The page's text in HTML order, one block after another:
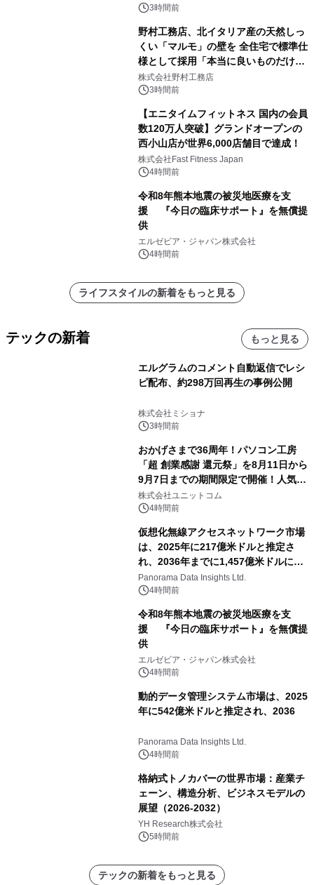
3時間前
野村工務店、北イタリア産の天然しっ
くい「マルモ」の壁を 全住宅で標準仕
様として採用「本当に良いものだけに
こだわる」
株式会社野村工務店
3時間前
【エニタイムフィットネス 国内の会員
数120万人突破】グランドオープンの
西小山店が世界6,000店舗目で達成！
株式会社Fast Fitness Japan
4時間前
令和8年熊本地震の被災地医療を支
援 『今日の臨床サポート』を無償提
供
エルゼビア・ジャパン株式会社
4時間前
ライフスタイルの新着をもっと見る
テックの新着 もっと見る
エルグラムのコメント自動返信でレシ
ピ配布、約298万回再生の事例公開
株式会社ミショナ
3時間前
おかげさまで36周年！パソコン工房
「超 創業感謝 還元祭」を8月11日から
9月7日までの期間限定で開催！人気の
ゲーミングPCや高性能ノートPCなど
対象iiyama PCのご購入で最大3万円分
株式会社ユニットコム
4時間前
仮想化無線アクセスネットワーク市場
は、2025年に217億米ドルと推定さ
れ、2036年までに1,457億米ドルに達
すると予測されており、予測期間
（2026年～2036年）
Panorama Data Insights Ltd.
4時間前
令和8年熊本地震の被災地医療を支
援 『今日の臨床サポート』を無償提
供
エルゼビア・ジャパン株式会社
4時間前
動的データ管理システム市場は、2025
年に542億米ドルと推定され、2036
Panorama Data Insights Ltd.
4時間前
格納式トノカバーの世界市場：産業チ
ェーン、構造分析、ビジネスモデルの
展望（2026-2032）
YH Research株式会社
5時間前
テックの新着をもっと見る